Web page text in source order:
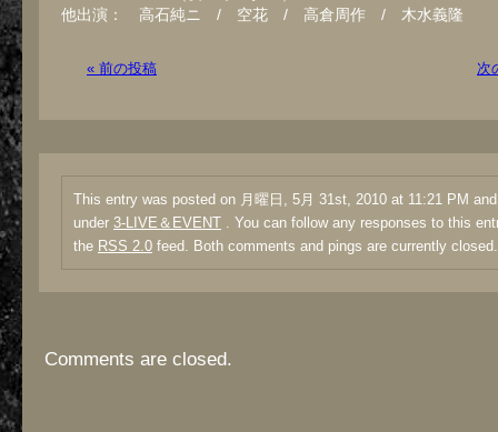
他出演： 高石純ニ / 空花 / 高倉周作 / 木水義隆
« 前の投稿 次
This entry was posted on 月曜日, 5月 31st, 2010 at 11:21 PM
under 3-LIVE＆EVENT . You can follow any responses to this
the RSS 2.0 feed. Both comments and pings are currently closed.
Comments are closed.